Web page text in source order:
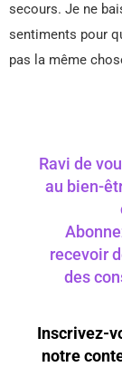
secours. Je ne
sentiments pour
pas la même
Ravi de
au bien-
recevoir
des
Inscrivez-
notre